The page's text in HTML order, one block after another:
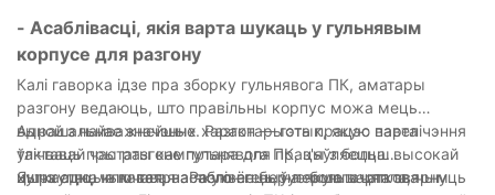
- Асаблівасці, якія варта шукаць у гульнявым
корпусе для разгону
Калі гаворка ідзе пра зборку гульнявога ПК, аматары
разгону ведаюць, што правільны корпус можа мець
вырашальнае значэнне. Разгон — гэта працэс павелічэння
тактавай частаты кампутара для працы з больш высокай
хуткасцю, чым тая, на якую ён быў першапачаткова
Адной з найважнейшых характарыстык, якую варта
ўлічваць пры разгоне гульнявога ПК, з'яўляецца
цыркуляцыя паветра. Разгон генеруе больш цяпла, чым
Яшчэ адна ключавая асаблівасць, на якую варта звярнуць